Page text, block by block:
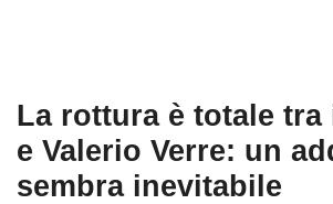
La rottura è totale tra
e Valerio Verre: un
sembra inevitabile